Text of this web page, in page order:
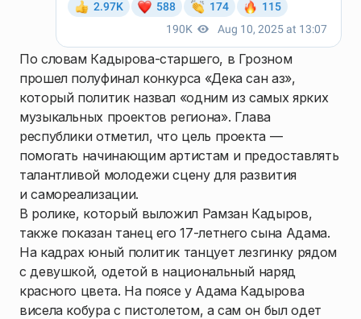
По словам Кадырова-старшего, в Грозном
прошел полуфинал конкурса «Дека сан аз»,
который политик назвал «одним из самых ярких
музыкальных проектов региона». Глава
республики отметил, что цель проекта —
помогать начинающим артистам и предоставлять
талантливой молодежи сцену для развития
и самореализации.
В ролике, который выложил Рамзан Кадыров,
также показан танец его 17-летнего сына Адама.
На кадрах юный политик танцует лезгинку рядом
с девушкой, одетой в национальный наряд
красного цвета. На поясе у Адама Кадырова
висела кобура с пистолетом, а сам он был одет